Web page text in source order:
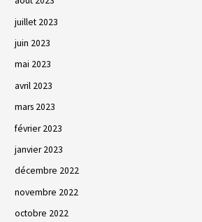
juillet 2023
juin 2023
mai 2023
avril 2023
mars 2023
février 2023
janvier 2023
décembre 2022
novembre 2022
octobre 2022